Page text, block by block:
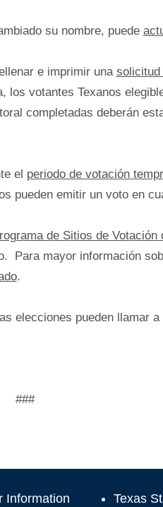
su nombre, puede
e imprimir una solicitud
los votantes Texanos
completadas deberán
el periodo de votación
pueden emitir un voto en
de Sitios de
Para mayor información
.
elecciones pueden llamar a
###
Information Texas